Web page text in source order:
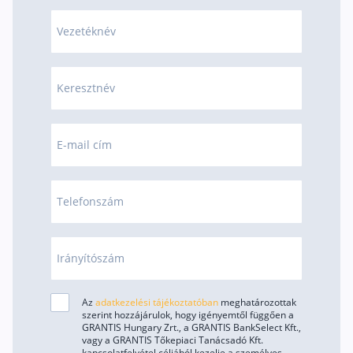
Rólunk
Kapcsolat
Karrier
Vezetéknév
Keresztnév
E-mail cím
Telefonszám
Irányítószám
Az adatkezelési tájékoztatóban meghatározottak
szerint hozzájárulok, hogy igényemtől függően a
GRANTIS Hungary Zrt., a GRANTIS BankSelect Kft.,
vagy a GRANTIS Tőkepiaci Tanácsadó Kft.